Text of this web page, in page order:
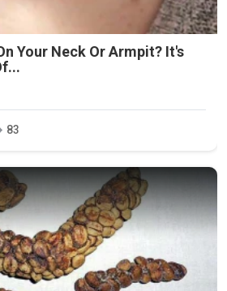
Your Neck Or Armpit? It's
83